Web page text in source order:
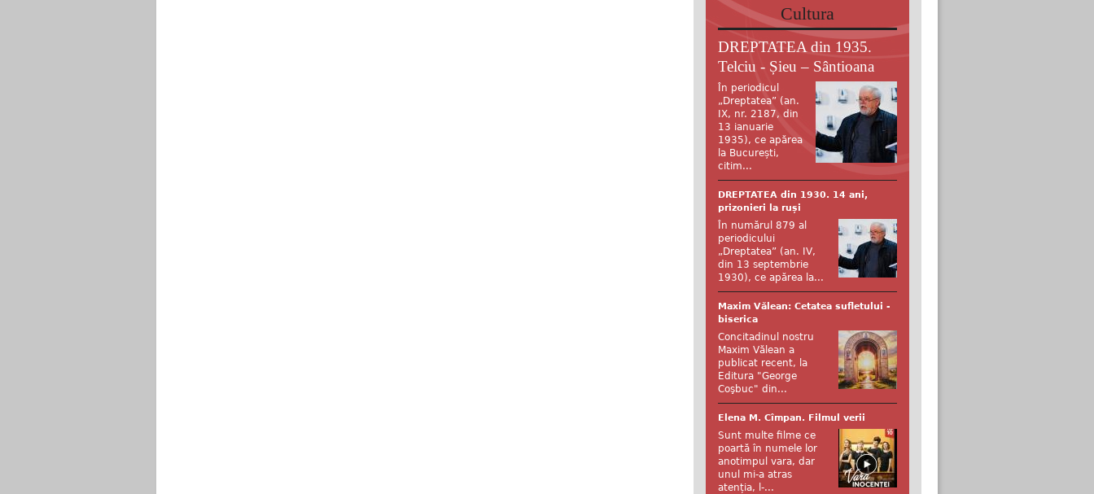
Cultura
DREPTATEA din 1935.
Telciu - Șieu – Sântioana
În periodicul
„Dreptatea” (an.
IX, nr. 2187, din
13 ianuarie
1935), ce apărea
la București,
citim...
DREPTATEA din 1930. 14 ani,
prizonieri la ruși
În numărul 879 al
periodicului
„Dreptatea” (an. IV,
din 13 septembrie
1930), ce apărea la...
Maxim Vălean: Cetatea sufletului -
biserica
Concitadinul nostru
Maxim Vălean a
publicat recent, la
Editura "George
Coşbuc" din...
Elena M. Cîmpan. Filmul verii
Sunt multe filme ce
poartă în numele lor
anotimpul vara, dar
unul mi-a atras
atenția, l-...